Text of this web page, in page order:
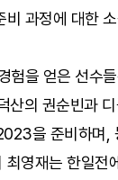
비 과정에 대한
험을 얻은 선수
산의 권순빈과
을 준비하며,
최영재는 한일전